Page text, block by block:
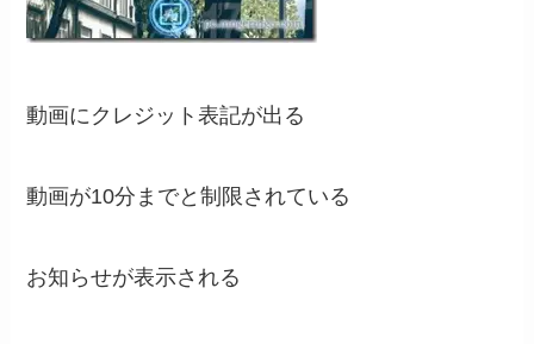
動画にクレジット表記が出る
動画が10分までと制限されている
お知らせが表示される